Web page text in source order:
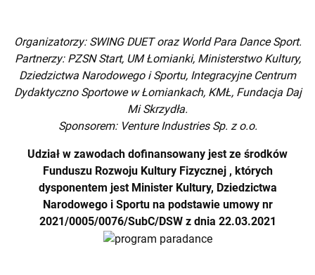
Organizatorzy: SWING DUET oraz World Para Dance Sport.
Partnerzy: PZSN Start, UM Łomianki, Ministerstwo Kultury,
Dziedzictwa Narodowego i Sportu, Integracyjne Centrum
Dydaktyczno Sportowe w Łomiankach, KMŁ, Fundacja Daj
Mi Skrzydła.
Sponsorem: Venture Industries Sp. z o.o.
Udział w zawodach dofinansowany jest ze środków
Funduszu Rozwoju Kultury Fizycznej , których
dysponentem jest Minister Kultury, Dziedzictwa
Narodowego i Sportu na podstawie umowy nr
2021/0005/0076/SubC/DSW z dnia 22.03.2021